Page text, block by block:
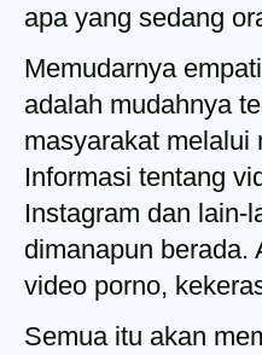
apa yang sedang
Memudarnya
adalah mudahnya
masyarakat melalui
Informasi tentang
Instagram dan lain-
dimanapun berada.
video porno,
Semua itu akan